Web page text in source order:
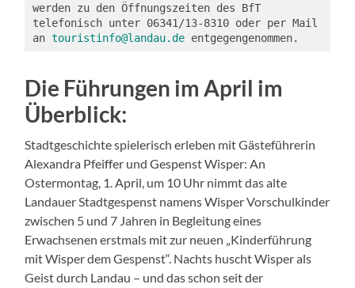
werden zu den Öffnungszeiten des BfT
telefonisch unter 06341/13-8310 oder per Mail
an touristinfo@landau.de entgegengenommen.
Die Führungen im April im
Überblick:
Stadtgeschichte spielerisch erleben mit Gästeführerin
Alexandra Pfeiffer und Gespenst Wisper: An
Ostermontag, 1. April, um 10 Uhr nimmt das alte
Landauer Stadtgespenst namens Wisper Vorschulkinder
zwischen 5 und 7 Jahren in Begleitung eines
Erwachsenen erstmals mit zur neuen „Kinderführung
mit Wisper dem Gespenst“. Nachts huscht Wisper als
Geist durch Landau – und das schon seit der